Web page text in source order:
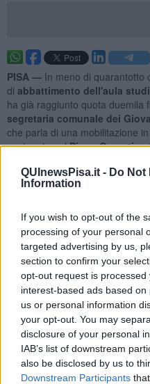
QUInewsPisa.it - Do Not
Information
If you wish to opt-out of the
processing of your personal
targeted advertising by us,
section to confirm your
opt-out request is
interest-based ads based
us or personal information
your opt-out. You may
disclosure of your personal
IAB’s list of downstream
also be disclosed by us to
Downstream Participants
PISA — In meno di quarantotto
di abbattimento dell'aula
ha già raggiunto quota duemila
segretaria comunale dei
che parla di una mobilitazione
contenute nelPiano Operativo
Le adesioni, raccolte sia
vengono interpretate come un
"In meno di due giorni
online e firme raccolte in
abbattimento dell'aula studio
risultato importante, che
non sia disposta ad accettare
Comunale che mette in
universitaria e cittadina",ha
Secondo la segretaria dei